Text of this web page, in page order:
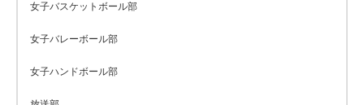
女子バスケットボール部
女子バレーボール部
女子ハンドボール部